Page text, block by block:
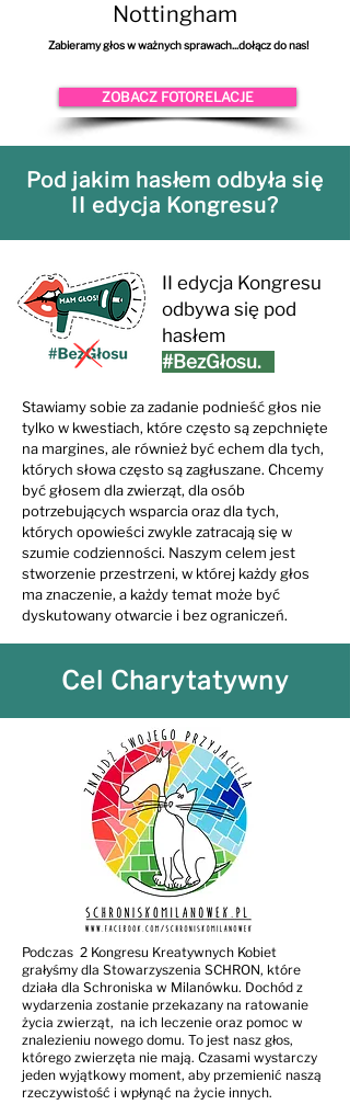
Nottingham
Zabieramy głos w ważnych sprawach...dołącz do nas!
ZOBACZ FOTORELACJE
Pod jakim hasłem odbyła się
II edycja Kongresu?
II edycja Kongresu
odbywa się pod
hasłem
#BezGłosu.
Stawiamy sobie za zadanie podnieść głos nie
tylko w kwestiach, które często są zepchnięte
na margines, ale również być echem dla tych,
których słowa często są zagłuszane. Chcemy
być głosem dla zwierząt, dla osób
potrzebujących wsparcia oraz dla tych,
których opowieści zwykle zatracają się w
szumie codzienności. Naszym celem jest
stworzenie przestrzeni, w której każdy głos
ma znaczenie, a każdy temat może być
dyskutowany otwarcie i bez ograniczeń.
Cel Charytatywny
Podczas 2 Kongresu Kreatywnych Kobiet
grałyśmy dla Stowarzyszenia SCHRON, które
działa dla Schroniska w Milanówku. Dochód z
wydarzenia zostanie przekazany na ratowanie
życia zwierząt, na ich leczenie oraz pomoc w
znalezieniu nowego domu. To jest nasz głos,
którego zwierzęta nie mają. Czasami wystarczy
jeden wyjątkowy moment, aby przemienić naszą
rzeczywistość i wpłynąć na życie innych.